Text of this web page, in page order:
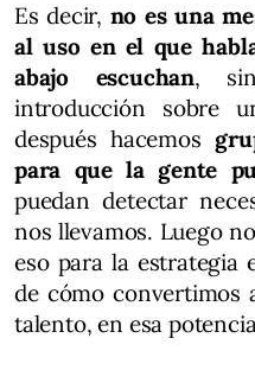
Es decir, no es una
al uso en el que
abajo escuchan,
introducción sobre
después hacemos
para que la gente
puedan detectar
nos llevamos. Luego
eso para la estrategia
de cómo convertimos
talento, en esa